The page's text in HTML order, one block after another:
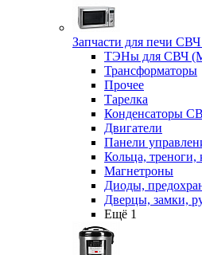
Запчасти для печи
ТЭНы для СВЧ
Трансформаторы
Прочее
Тарелка
Конденсаторы
Двигатели
Панели
Кольца, треноги,
Магнетроны
Диоды,
Дверцы, замки,
Ещё 1